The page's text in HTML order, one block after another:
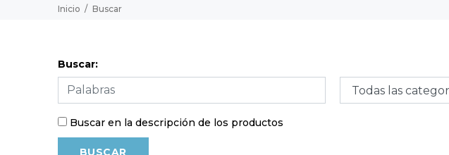
Inicio Buscar
Buscar:
Buscar en la descripción de los productos